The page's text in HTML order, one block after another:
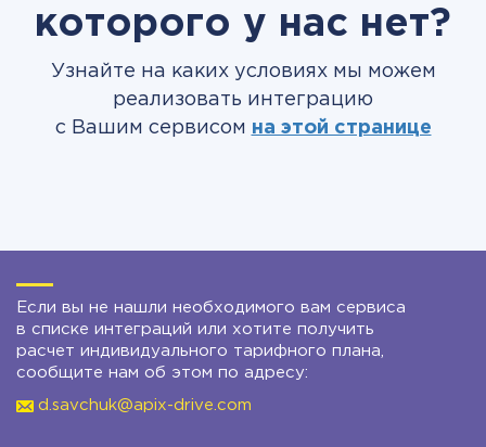
которого у нас нет?
Узнайте на каких условиях мы можем
реализовать интеграцию
с Вашим сервисом на этой странице
Если вы не нашли необходимого вам сервиса
в списке интеграций или хотите получить
расчет индивидуального тарифного плана,
сообщите нам об этом по адресу:
d.savchuk@apix-drive.com